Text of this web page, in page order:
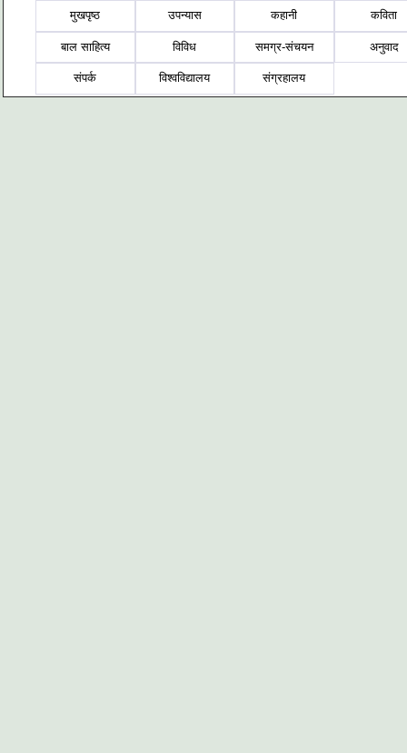
मुखपृष्ठ उपन्यास कहानी कविता
बाल साहित्य विविध समग्र-संचयन अनुवाद
संपर्क विश्वविद्यालय संग्रहालय